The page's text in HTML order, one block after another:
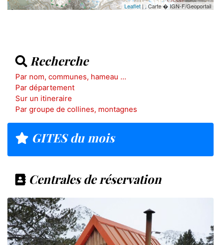
Leaflet| , Carte � IGN-F/Geoportail
Recherche
Par nom, communes, hameau ...
Par département
Sur un itineraire
Par groupe de collines, montagnes
GITES du mois
Centrales de réservation